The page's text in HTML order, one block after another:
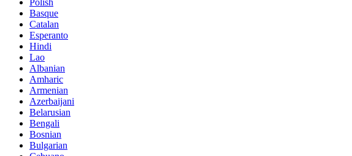
Polish
Basque
Catalan
Esperanto
Hindi
Lao
Albanian
Amharic
Armenian
Azerbaijani
Belarusian
Bengali
Bosnian
Bulgarian